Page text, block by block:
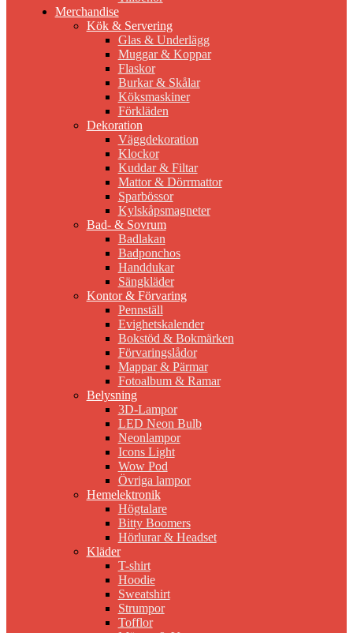
Merchandise
Kök & Servering
Glas & Underlägg
Muggar & Koppar
Flaskor
Burkar & Skålar
Köksmaskiner
Förkläden
Dekoration
Väggdekoration
Klockor
Kuddar & Filtar
Mattor & Dörrmattor
Sparbössor
Kylskåpsmagneter
Bad- & Sovrum
Badlakan
Badponchos
Handdukar
Sängkläder
Kontor & Förvaring
Pennställ
Evighetskalender
Bokstöd & Bokmärken
Förvaringslådor
Mappar & Pärmar
Fotoalbum & Ramar
Belysning
3D-Lampor
LED Neon Bulb
Neonlampor
Icons Light
Wow Pod
Övriga lampor
Hemelektronik
Högtalare
Bitty Boomers
Hörlurar & Headset
Kläder
T-shirt
Hoodie
Sweatshirt
Strumpor
Tofflor